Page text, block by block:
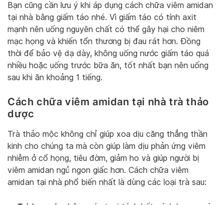
Bạn cũng cần lưu ý khi áp dụng cách chữa viêm amidan
tại nhà bằng giấm táo nhé. Vì giấm táo có tính axit
mạnh nên uống nguyên chất có thể gây hại cho niêm
mạc họng và khiến tổn thương bị đau rát hơn. Đồng
thời để bảo vệ dạ dày, không uống nước giấm táo quá
nhiều hoặc uống trước bữa ăn, tốt nhất bạn nên uống
sau khi ăn khoảng 1 tiếng.
Cách chữa viêm amidan tại nhà trà thảo
dược
Trà thảo mộc không chỉ giúp xoa dịu căng thẳng thần
kinh cho chúng ta mà còn giúp làm dịu phản ứng viêm
nhiễm ở cổ họng, tiêu đờm, giảm ho và giúp người bị
viêm amidan ngủ ngon giấc hơn. Cách chữa viêm
amidan tại nhà phổ biến nhất là dùng các loại trà sau: